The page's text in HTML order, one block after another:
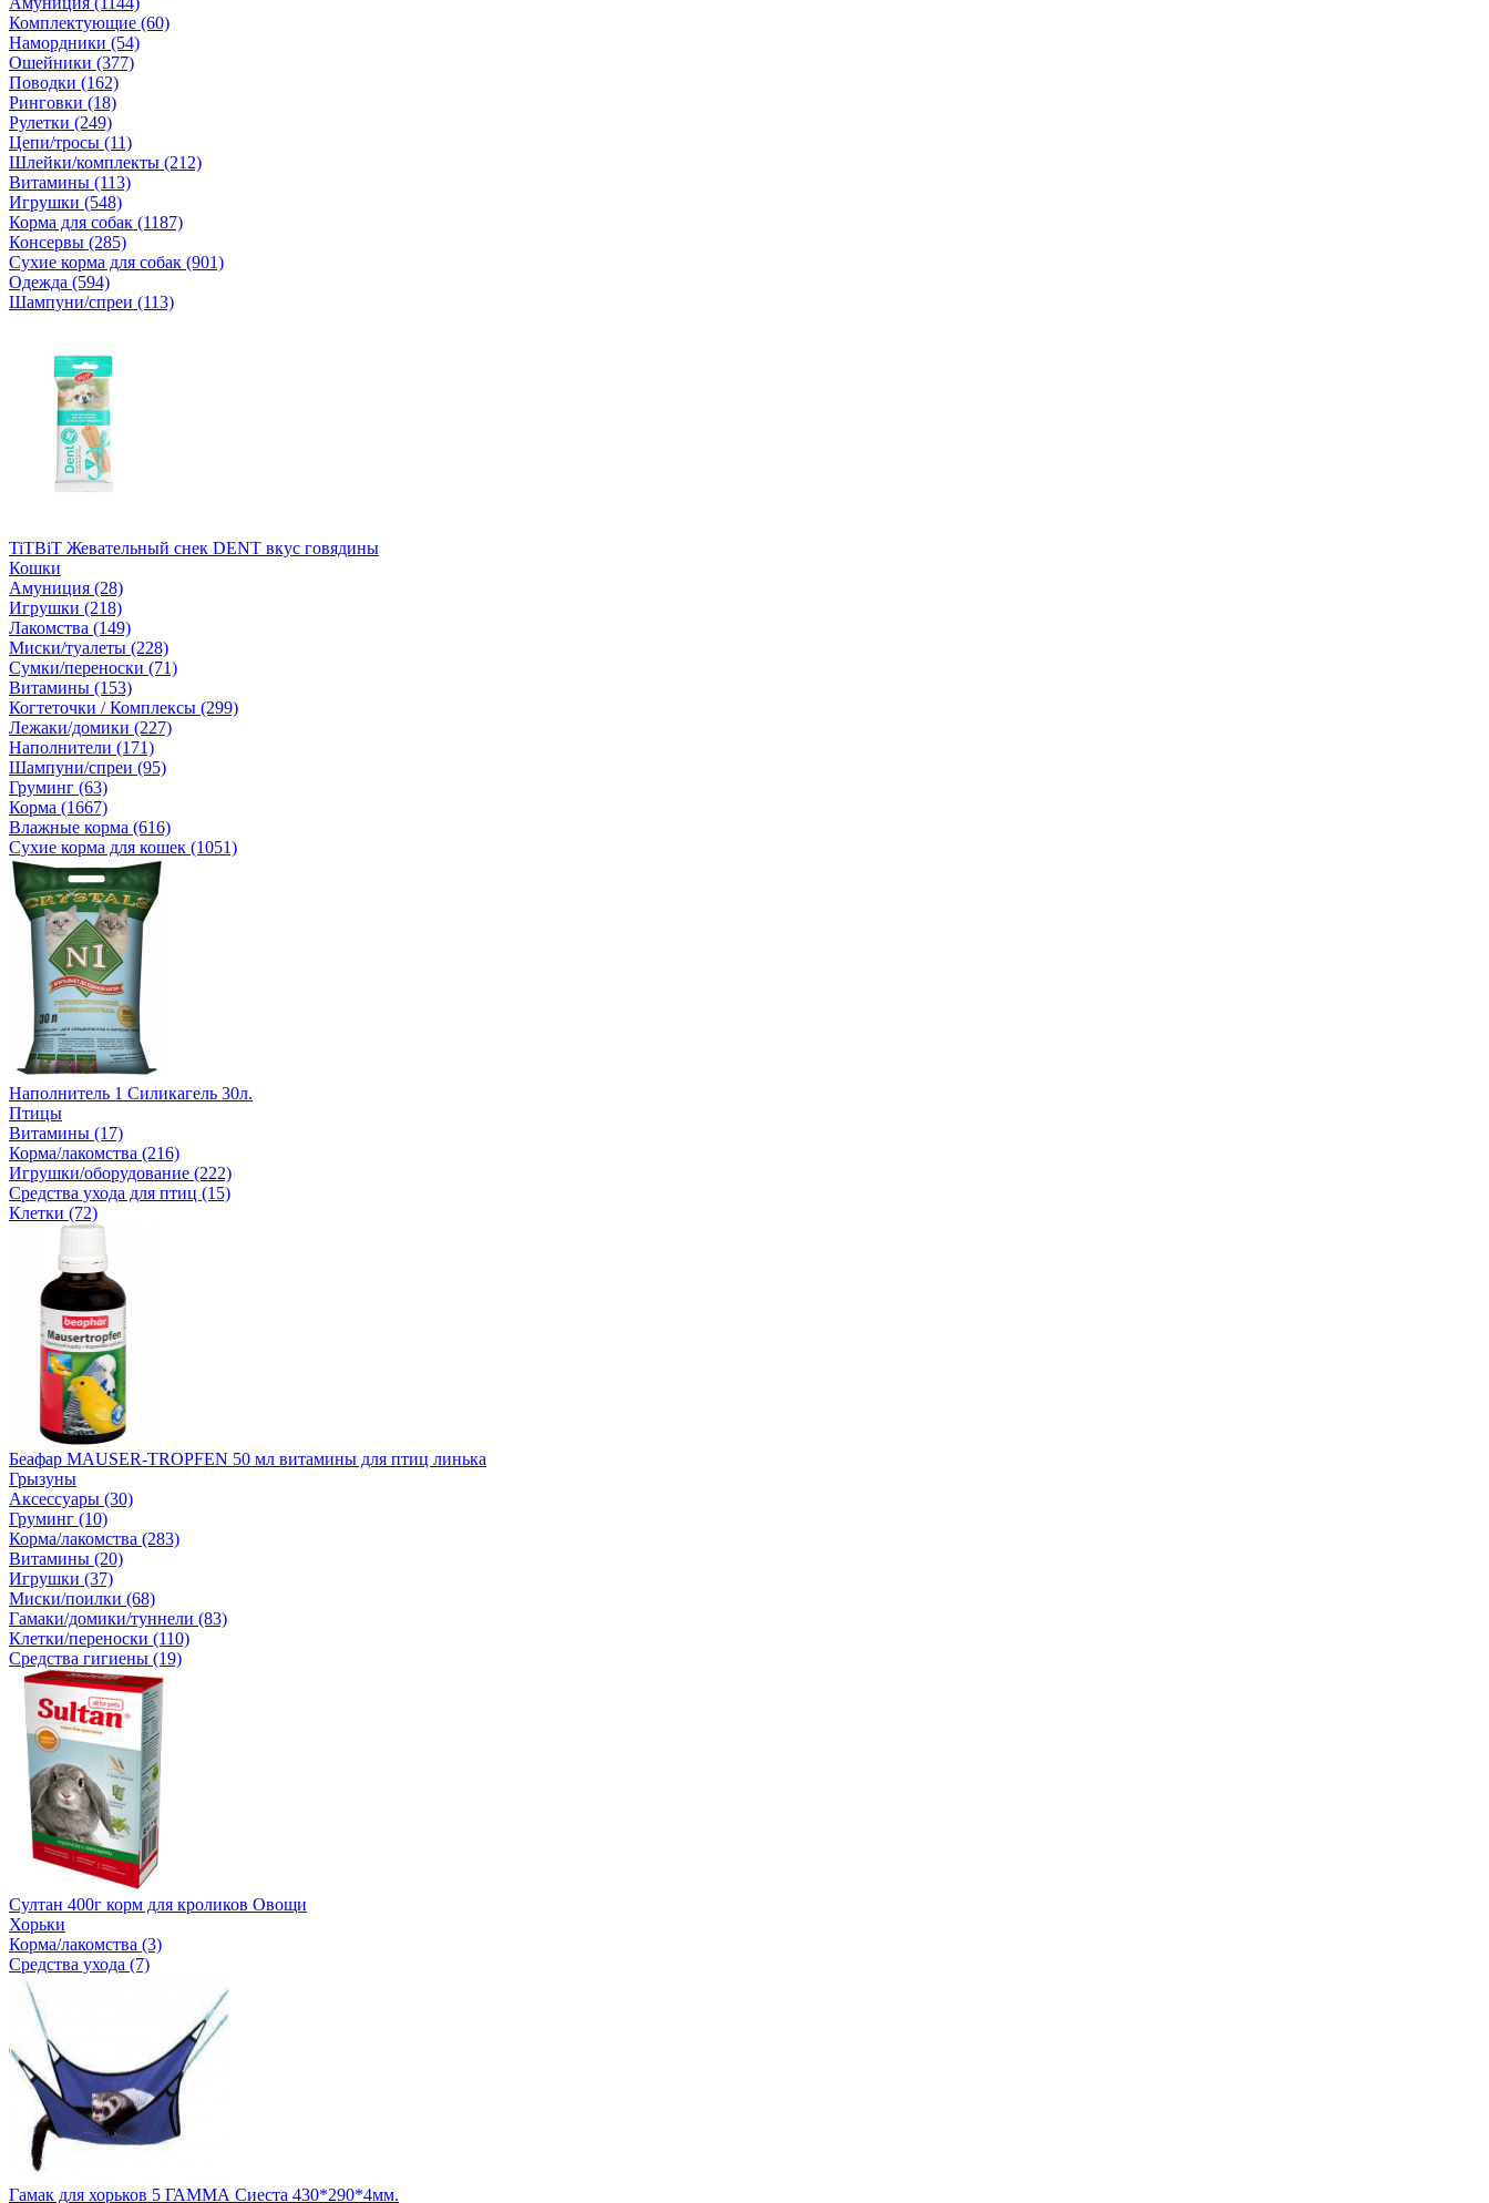
Комплектующие (60)
Намордники (54)
Ошейники (377)
Поводки (162)
Ринговки (18)
Рулетки (249)
Цепи/тросы (11)
Шлейки/комплекты (212)
Витамины (113)
Игрушки (548)
Корма для собак (1187)
Консервы (285)
Сухие корма для собак (901)
Одежда (594)
Шампуни/спреи (113)
TiTBiT Жевательный снек DENT вкус говядины
Кошки
Амуниция (28)
Игрушки (218)
Лакомства (149)
Миски/туалеты (228)
Сумки/переноски (71)
Витамины (153)
Когтеточки / Комплексы (299)
Лежаки/домики (227)
Наполнители (171)
Шампуни/спреи (95)
Груминг (63)
Корма (1667)
Влажные корма (616)
Сухие корма для кошек (1051)
Наполнитель 1 Силикагель 30л.
Птицы
Витамины (17)
Корма/лакомства (216)
Игрушки/оборудование (222)
Средства ухода для птиц (15)
Клетки (72)
Беафар MAUSER-TROPFEN 50 мл витамины для птиц линька
Грызуны
Аксессуары (30)
Груминг (10)
Корма/лакомства (283)
Витамины (20)
Игрушки (37)
Миски/поилки (68)
Гамаки/домики/туннели (83)
Клетки/переноски (110)
Средства гигиены (19)
Султан 400г корм для кроликов Овощи
Хорьки
Корма/лакомства (3)
Средства ухода (7)
Гамак для хорьков 5 ГАММА Сиеста 430*290*4мм.